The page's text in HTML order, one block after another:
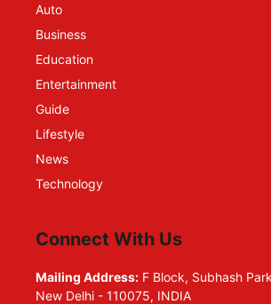
Auto
Business
Education
Entertainment
Guide
Lifestyle
News
Technology
Connect With Us
Mailing Address: F Block, Subhash
New Delhi - 110075, INDIA